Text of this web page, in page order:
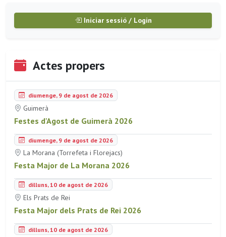
Iniciar sessió / Login
Actes propers
diumenge, 9 de agost de 2026
Guimerà
Festes d'Agost de Guimerà 2026
diumenge, 9 de agost de 2026
La Morana (Torrefeta i Florejacs)
Festa Major de La Morana 2026
dilluns, 10 de agost de 2026
Els Prats de Rei
Festa Major dels Prats de Rei 2026
dilluns, 10 de agost de 2026